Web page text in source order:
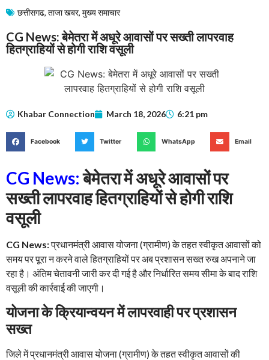
छत्तीसगढ, ताजा खबर, मुख्य समाचार​
CG News: बेमेतरा में अधूरे आवासों पर सख्ती लापरवाह
हितग्राहियों से होगी राशि वसूली
Khabar Connection March 18, 2026 6:21 pm
Facebook Twitter WhatsApp Email
CG News:बेमेतरा में अधूरे आवासों पर
सख्ती लापरवाह हितग्राहियों से होगी राशि
वसूली
CG News:प्रधानमंत्री आवास योजना (ग्रामीण) के तहत स्वीकृत आवासों को
समय पर पूरा न करने वाले हितग्राहियों पर अब प्रशासन सख्त रुख अपनाने जा
रहा है। अंतिम चेतावनी जारी कर दी गई है और निर्धारित समय सीमा के बाद राशि
वसूली की कार्रवाई की जाएगी।
योजना के क्रियान्वयन में लापरवाही पर प्रशासन
सख्त
जिले में प्रधानमंत्री आवास योजना (ग्रामीण) के तहत स्वीकृत आवासों की